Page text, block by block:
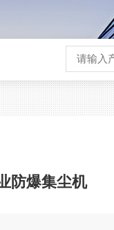
防爆集尘机